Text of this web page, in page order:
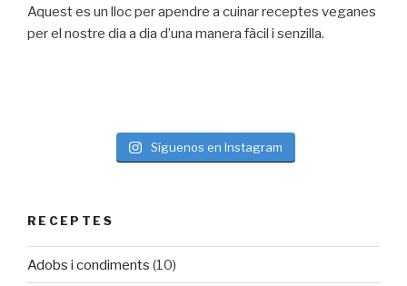
Aquest es un lloc per apendre a cuinar receptes veganes
per el nostre dia a dia d’una manera fàcil i senzilla.
Síguenos en Instagram
RECEPTES
Adobs i condiments (10)